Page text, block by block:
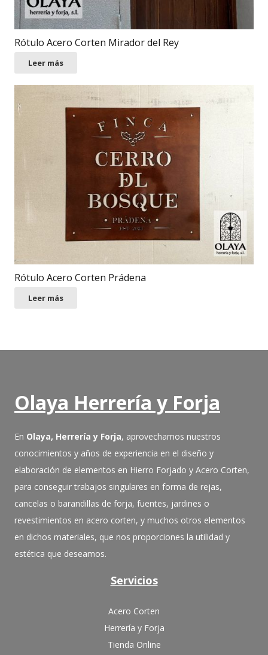
Rótulo Acero Corten Mirador del Rey
Leer más
Rótulo Acero Corten Prádena
Leer más
Olaya Herrería y Forja
En Olaya, Herrería y Forja, aprovechamos nuestros
conocimientos y años de experiencia en el diseño y
elaboración de elementos en Hierro Forjado y Acero Corten,
para conseguir trabajos singulares en forma de rejas,
cancelas o barandillas de forja, fuentes, jardines o
revestimientos en acero corten, y muchos otros elementos
en dichos materiales, que nos proporciones la utilidad y
estética que deseamos.
Servicios
Acero Corten
Herrería y Forja
Tienda Online